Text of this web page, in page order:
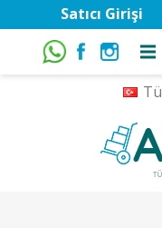
Satıcı Girişi